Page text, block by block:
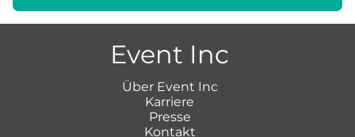
Event Inc
Über Event Inc
Karriere
Presse
Kontakt